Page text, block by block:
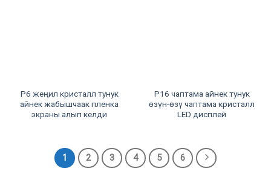
P6 жеңил кристалл тунук
айнек жабышчаак пленка
экраны алып келди
P16 чаптама айнек тунук
өзүн-өзү чаптама кристалл
LED дисплей
1 2 3 4 5 6